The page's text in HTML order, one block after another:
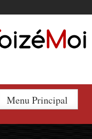
Menu Principal